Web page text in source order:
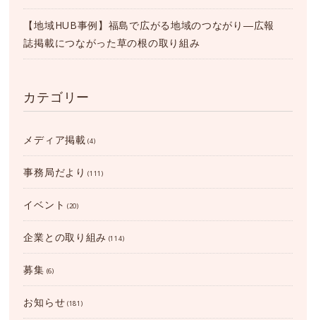
【地域HUB事例】福島で広がる地域のつながり―広報
誌掲載につながった草の根の取り組み
カテゴリー
メディア掲載 (4)
事務局だより (111)
イベント (20)
企業との取り組み (114)
募集 (6)
お知らせ (181)